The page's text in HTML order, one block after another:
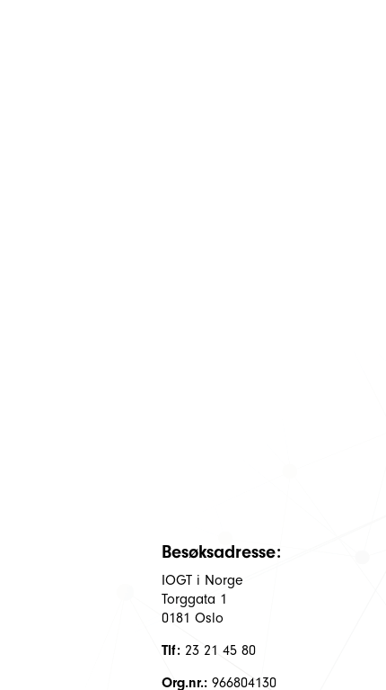
Besøksadresse:
IOGT i Norge
Torggata 1
0181 Oslo
Tlf: 23 21 45 80
Org.nr.: 966804130